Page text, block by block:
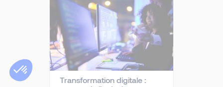
Transformation digitale :